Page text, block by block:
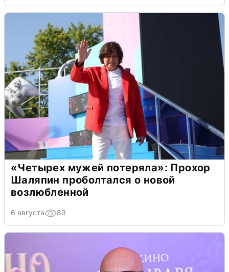
«Четырех мужей потеряла»: Прохор
Шаляпин проболтался о новой
возлюбленной
6 августа 89